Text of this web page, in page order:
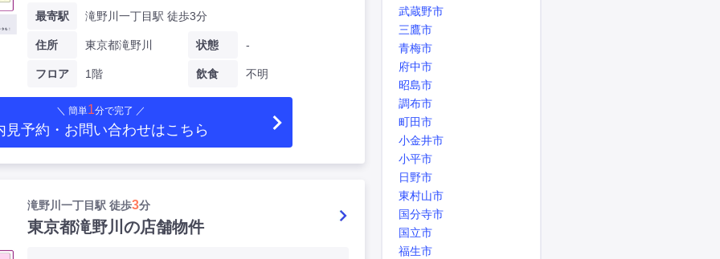
最寄駅 滝野川一丁目駅 徒歩3分
住所 東京都滝野川
フロア 1階
状態 -
飲食 不明
＼ 簡単1分で完了 ／
見予約・お問い合わせはこちら
滝野川一丁目駅 徒歩3分
東京都滝野川の店舗物件
武蔵野市
三鷹市
青梅市
府中市
昭島市
調布市
町田市
小金井市
小平市
日野市
東村山市
国分寺市
国立市
福生市